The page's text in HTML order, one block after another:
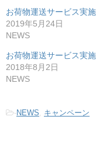
お荷物運送サービス実施
2019年5月24日
NEWS
お荷物運送サービス実施
2018年8月2日
NEWS
-NEWS, キャンペーン